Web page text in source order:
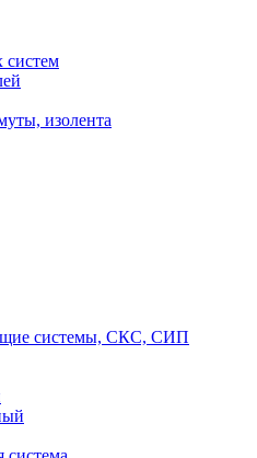
изолента
системы, СКС, СИП